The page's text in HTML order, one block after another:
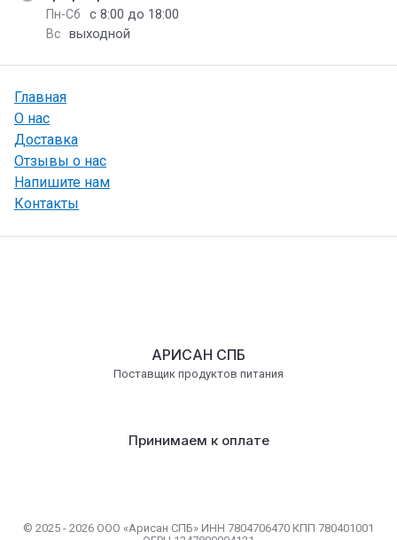
Пн-Сб с 8:00 до 18:00
Вс выходной
Главная
О нас
Доставка
Отзывы о нас
Напишите нам
Контакты
АРИСАН СПБ
Поставщик продуктов питания
Принимаем к оплате
© 2025 - 2026 ООО «Арисан СПБ» ИНН 7804706470 КПП 780401001